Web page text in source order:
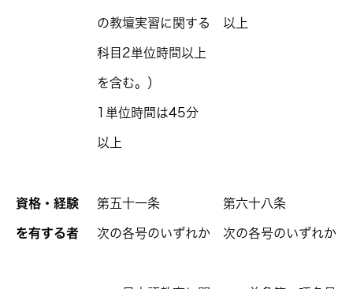
の教壇実習に関する
科目2単位時間以上
を含む。）
1単位時間は45分
以上
以上
資格・経験
を有する者
第五十一条
次の各号のいずれか
第六十八条
次の各号のいずれか